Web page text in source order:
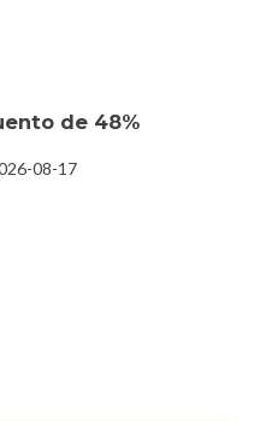
de 48%
08-17